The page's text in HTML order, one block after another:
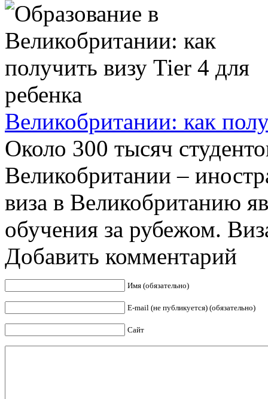
Великобритании: как
Около 300 тысяч
Великобритании –
виза в Великобританию
обучения за рубежом.
Добавить комментарий
Имя (обязательно)
E-mail (не публикуется) (обязательно)
Сайт